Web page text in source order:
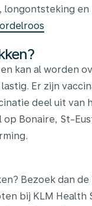
longontsteking en
kan al worden
Er zijn
deel uit
Bonaire, St-
Bezoek dan
bij KLM